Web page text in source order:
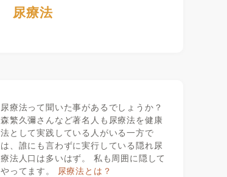
尿療法
尿療法って聞いた事があるでしょうか？
森繁久彌さんなど著名人も尿療法を健康
法として実践している人がいる一方で
は、誰にも言わずに実行している隠れ尿
療法人口は多いはず。 私も周囲に隠して
やってます。
尿療法とは？